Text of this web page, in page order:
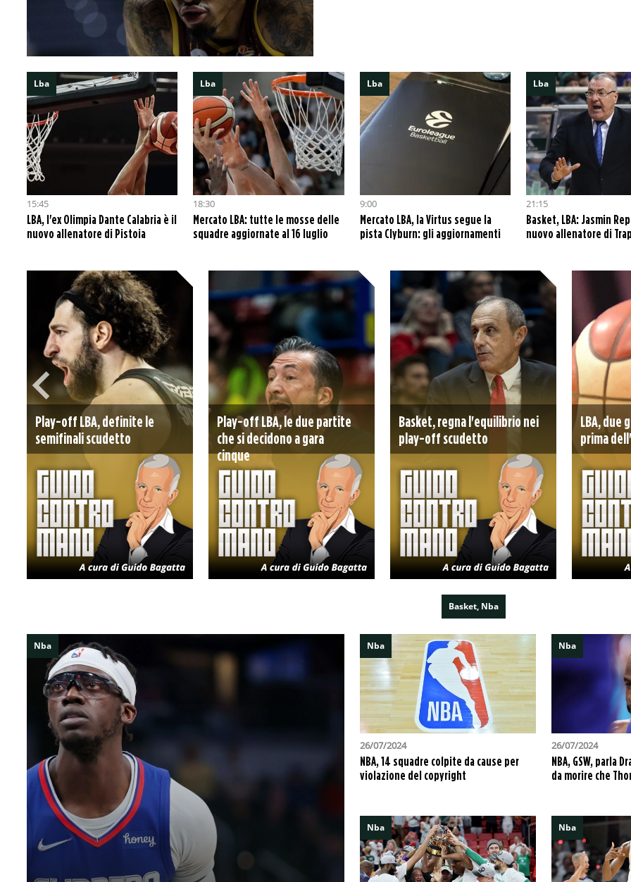
Lba
15:45
LBA, l'ex Olimpia Dante Calabria è il
nuovo allenatore di Pistoia
Lba
18:30
Mercato LBA: tutte le mosse delle
squadre aggiornate al 16 luglio
Lba
9:00
Mercato LBA, la Virtus segue la
pista Clyburn: gli aggiornamenti
Lba
21:15
Basket, LBA: Jasmin
nuovo allenatore di
Play-off LBA, definite le
semifinali scudetto
Play-off LBA, le due partite
che si decidono a gara
cinque
Basket, regna l'equilibrio nei
play-off scudetto
LBA, due
prima
Inizia la nuova stagione LBA
Basket, Nba
Nba Nba
26/07/2024
NBA, 14 squadre colpite da cause per
violazione del copyright
Nba
26/07/2024
NBA, GSW, parla
da morire che
Nba Nba